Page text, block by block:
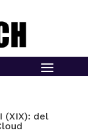
(XIX): del